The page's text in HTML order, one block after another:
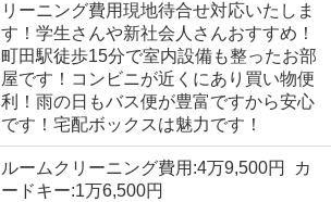
リーニング費用現地待合せ対応いたしま
す！学生さんや新社会人さんおすすめ！
町田駅徒歩15分で室内設備も整ったお部
屋です！コンビニが近くにあり買い物便
利！雨の日もバス便が豊富ですから安心
です！宅配ボックスは魅力です！
ルームクリーニング費用:4万9,500円 カ
ードキー:1万6,500円